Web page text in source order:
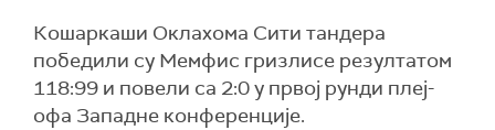
Кошаркаши Оклахома Сити тандера
победили су Мемфис гризлисе резултатом
118:99 и повели са 2:0 у првој рунди плеј-
офа Западне конференције.